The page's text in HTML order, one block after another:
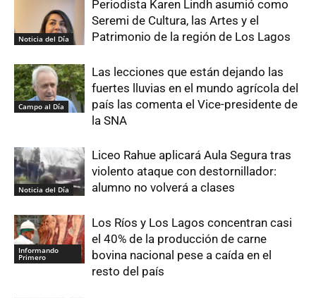
Noticia del Día
Periodista Karen Lindh asumió como
Seremi de Cultura, las Artes y el
Patrimonio de la región de Los Lagos
Campo al Día
Las lecciones que están dejando las
fuertes lluvias en el mundo agrícola del
país las comenta el Vice-presidente de
la SNA
Noticia del Día
Liceo Rahue aplicará Aula Segura tras
violento ataque con destornillador:
alumno no volverá a clases
Informando
Primero
Los Ríos y Los Lagos concentran casi
el 40% de la producción de carne
bovina nacional pese a caída en el
resto del país